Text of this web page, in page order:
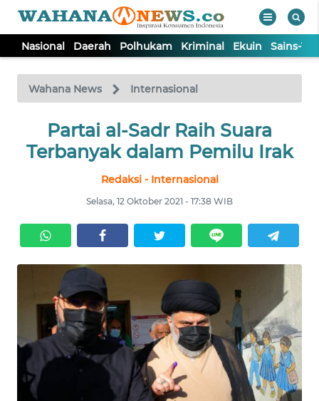
Nasional Daerah Polhukam Kriminal Ekuin Sains-
Wahana News Internasional
Partai al-Sadr Raih Suara
Terbanyak dalam Pemilu Irak
Redaksi - Internasional
Selasa, 12 Oktober 2021 - 17:38 WIB
TV
Tutup
NASIONAL
KRIMINAL
SAINS-TEKNO
KESEHATAN